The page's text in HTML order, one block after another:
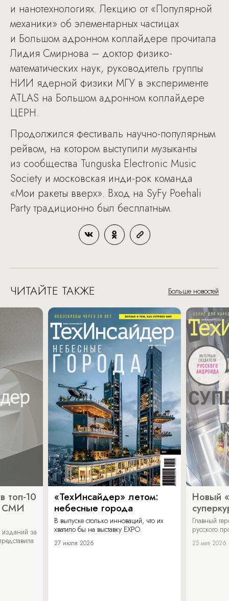
и нанотехнологиях. Лекцию от «Популярной
механики» об элементарных частицах
и Большом адронном коллайдере прочитала
Лидия Смирнова – доктор физико-
математических наук, руководитель группы
НИИ ядерной физики МГУ в эксперименте
ATLAS на Большом адронном коллайдере
ЦЕРН.
Продолжился фестиваль научно-популярным
рейвом, на котором выступили музыканты
из сообщества Tunguska Electronic Music
Society и московская инди-рок команда
«Мои ракеты вверх». Вход на SyFy Poehali
Party традиционно был бесплатным.
ЧИТАЙТЕ ТАКЖЕ Больше новостей
топ-10
СМИ
изданий за
«ТехИнсайдер» летом:
небесные города
В выпуске столько инноваций, что их
хватило бы на выставку EXPO.
27 июля 2026
Новый
Главный
русского
25 мая 2026